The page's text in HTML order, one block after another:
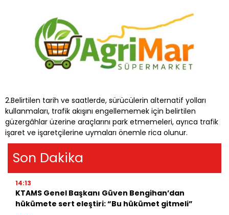
2.​Belirtilen tarih ve saatlerde, sürücülerin alternatif yolları
kullanmaları, trafik akışını engellememek için belirtilen
güzergâhlar üzerine araçlarını park etmemeleri, ayrıca trafik
işaret ve işaretçilerine uymaları önemle rica olunur.
Son Dakika
14:13
KTAMS Genel Başkanı Güven Bengihan’dan
hükümete sert eleştiri: “Bu hükümet gitmeli”